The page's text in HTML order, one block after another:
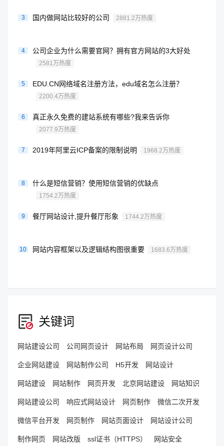
3 国内做网站比较好的公司 2881.2万热度
4 公司企业为什么需要官网？拥有官方网站的3大好处
2581万热度
5 EDU.CN网络域名注册方法，edu域名怎么注册？
2200.4万热度
6 真正永久免费的建站系统有哪些?我来告诉你
2077.9万热度
7 2019年阿里云ICP备案的限制说明 1968.2万热度
8 什么是短信营销？使用短信营销的优缺点
1754.2万热度
9 餐厅网站设计,提升餐厅形象 1744.2万热度
10 网站内容框架以及逻辑结构图很重要 1683.6万热度
关键词
网站建设公司 公司网页设计 网站布局 网页设计公司
企业网站建设 网站制作公司 H5开发 网站设计
网站建设 网站制作 网页开发 北京网站建设 网站知识
网站建设公司 响应式网站设计 网页制作 微信二次开发
微信平台开发 网页制作 网站页面设计 网站设计公司
制作网页 网站改版 ssl证书（HTTPS） 网站安全